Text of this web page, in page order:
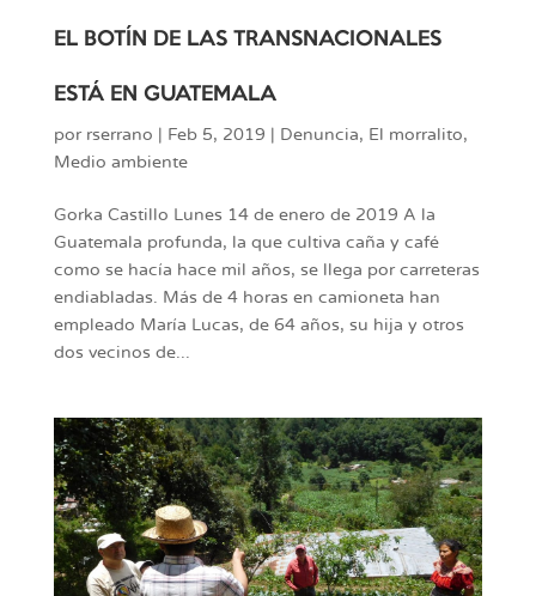
EL BOTÍN DE LAS TRANSNACIONALES
ESTÁ EN GUATEMALA
por rserrano Feb 5, 2019 Denuncia, El morralito,
Medio ambiente
Gorka Castillo Lunes 14 de enero de 2019 A la
Guatemala profunda, la que cultiva caña y café
como se hacía hace mil años, se llega por carreteras
endiabladas. Más de 4 horas en camioneta han
empleado María Lucas, de 64 años, su hija y otros
dos vecinos de...